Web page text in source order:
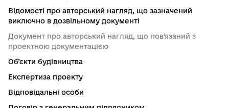
Відомості про авторський нагляд, що зазначений
виключно в дозвільному документі
Документ про авторський нагляд, що пов'язаний з
проектною документацією
Об’єкти будівництва
Експертиза проекту
Відповідальні особи